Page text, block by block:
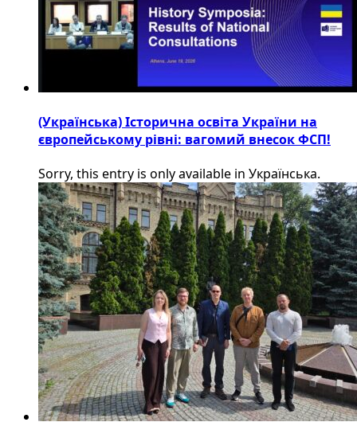
(Українська) Історична освіта України на
європейському рівні: вагомий внесок ФСП!
Sorry, this entry is only available in Українська.